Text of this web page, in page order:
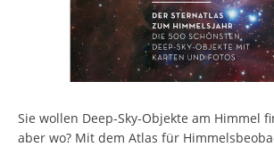
Sie wollen Deep-Sky-Objekte am Himmel
aber wo? Mit dem Atlas für